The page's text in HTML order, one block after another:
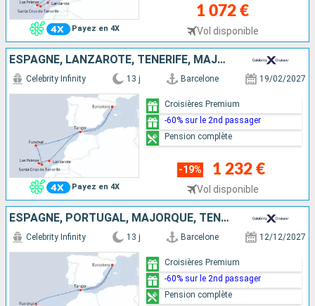
Payez en 4X
1 072 €
Vol disponible
ESPAGNE, LANZAROTE, TENERIFE, MAJORQUE, PORTUGAL, MAROC
Payez en 4X
Celebrity Infinity 13 j Barcelone 19/02/2027
-19% 1 232 €
Vol disponible
Croisières Premium
-60% sur le 2nd passager
Pension complète
ESPAGNE, PORTUGAL, MAJORQUE, TENERIFE, LANZAROTE, MAROC
Celebrity Infinity 13 j Barcelone 12/12/2027
Croisières Premium
-60% sur le 2nd passager
Pension complète